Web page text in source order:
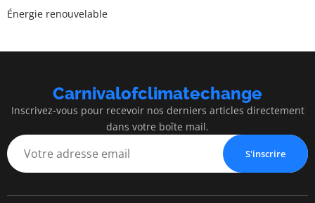
Énergie renouvelable
Carnivalofclimatechange
Inscrivez-vous pour recevoir nos derniers articles directement
dans votre boîte mail.
S'inscrire